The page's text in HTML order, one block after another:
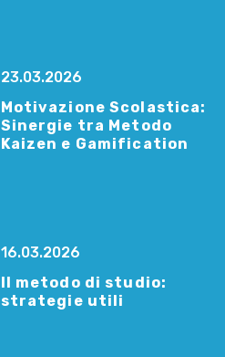
23.03.2026
Motivazione Scolastica:
Sinergie tra Metodo
Kaizen e Gamification
16.03.2026
Il metodo di studio:
strategie utili